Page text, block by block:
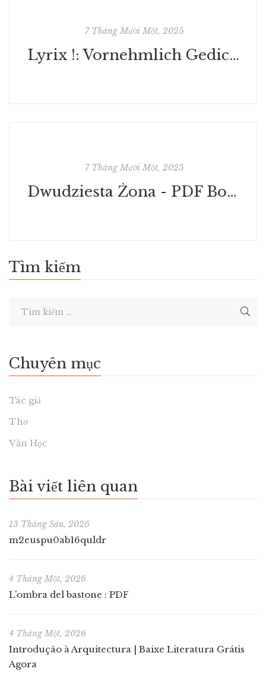
7 Tháng Mười Một, 2025
Lyrix !: Vornehmlich Gedichte | Zusammenfassung
7 Tháng Mười Một, 2025
Dwudziesta Żona - PDF Book
Tìm kiếm
Chuyên mục
Tác giả
Thơ
Văn Học
Bài viết liên quan
13 Tháng Sáu, 2026
m2euspu0ab16quldr
4 Tháng Một, 2026
L’ombra del bastone : PDF
4 Tháng Một, 2026
Introdução à Arquitectura | Baixe Literatura Grátis
Agora